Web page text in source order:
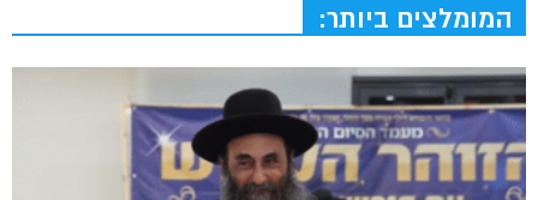
המומלצים ביותר: